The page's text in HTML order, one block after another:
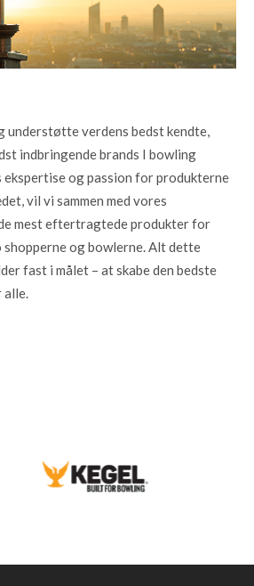
understøtte verdens bedst kendte,
indbringende brands I bowling
ekspertise og passion for produkterne
vil vi sammen med vores
mest eftertragtede produkter for
og bowlerne. Alt dette
fast i målet – at skabe den bedste
alle.